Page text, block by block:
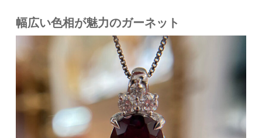
幅広い色相が魅力のガーネット